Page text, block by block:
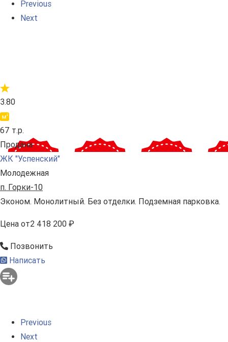
Previous
Next
3.80
67 т.р.
Продана
ЖК "Успенский"
Молодежная
п. Горки-10
Эконом. Монолитный. Без отделки. Подземная парковка.
Цена от2 418 200 ₽
Позвонить
Написать
Previous
Next